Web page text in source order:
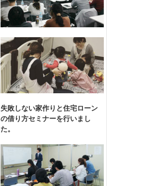
失敗しない家作りと住宅ローン
の借り方セミナーを行いまし
た。